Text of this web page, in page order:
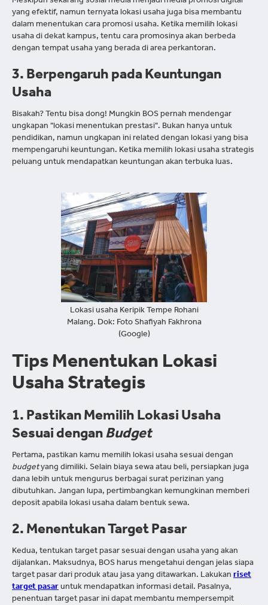
yang efektif, namun ternyata lokasi usaha juga bisa membantu
dalam menentukan cara promosi usaha. Ketika memilih lokasi
usaha di dekat kampus, tentu cara promosinya akan berbeda
dengan tempat usaha yang berada di area perkantoran.
3. Berpengaruh pada Keuntungan
Usaha
Bisakah? Tentu bisa dong! Mungkin BOS pernah mendengar
ungkapan "lokasi menentukan prestasi". Bukan hanya untuk
pendidikan, namun ungkapan ini related dengan lokasi yang bisa
mempengaruhi keuntungan. Ketika memilih lokasi usaha strategis
peluang untuk mendapatkan keuntungan akan terbuka luas.
Lokasi usaha Keripik Tempe Rohani
Malang. Dok: Foto Shafiyah Fakhrona
(Google)
Tips Menentukan Lokasi
Usaha Strategis
1. Pastikan Memilih Lokasi Usaha
Sesuai dengan Budget
Pertama, pastikan kamu memilih lokasi usaha sesuai dengan
budgetyang dimiliki. Selain biaya sewa atau beli, persiapkan juga
dana lebih untuk mengurus berbagai surat perizinan yang
dibutuhkan. Jangan lupa, pertimbangkan kemungkinan memberi
deposit apabila lokasi usaha dalam bentuk sewa.
2. Menentukan Target Pasar
Kedua, tentukan target pasar sesuai dengan usaha yang akan
dijalankan. Maksudnya, BOS harus mengetahui dengan jelas siapa
target pasar dari produk atau jasa yang ditawarkan. Lakukan riset
target pasar untuk mendapatkan informasi detail. Pasalnya,
penentuan target pasar ini dapat membantu mempersempit